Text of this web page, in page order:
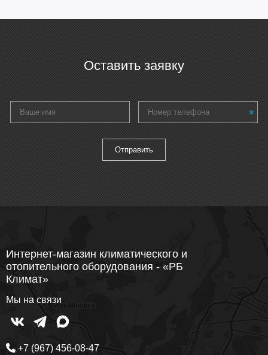
Оставить заявку
Интернет-магазин климатического и
отопительного оборудования - «РБ
Климат»
Мы на связи
+7 (967) 456-08-47